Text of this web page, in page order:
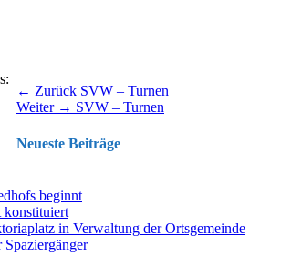
← Zurück Vorhergehender
Beitrag:
SVW – Turnen
Weiter → Nächster
SVW – Turnen
Neueste Beiträge
beginnt
konstituiert
in Verwaltung der Ortsgemeinde
Spaziergänger